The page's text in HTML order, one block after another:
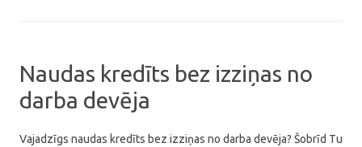
Naudas kredīts bez izziņas no
darba devēja
Vajadzīgs naudas kredīts bez izziņas no darba devēja? Šobrīd Tu